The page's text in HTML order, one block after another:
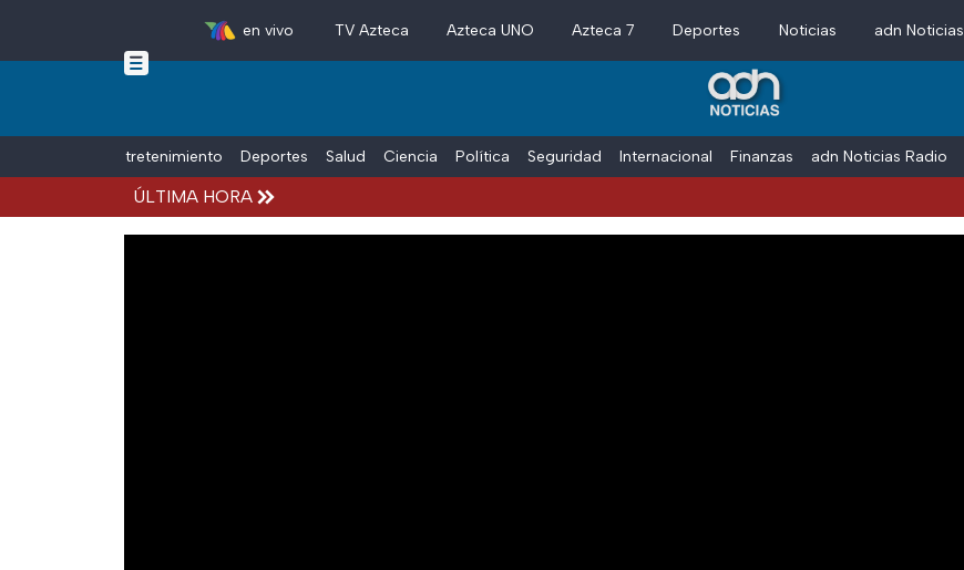
Skip to main content
en vivo TV Azteca Azteca UNO Azteca 7 Deportes Noticias adn Noticias
Entretenimiento Deportes Salud Ciencia Política Seguridad Internacional Finanzas adn Noticias Radio
ÚLTIMA HORA